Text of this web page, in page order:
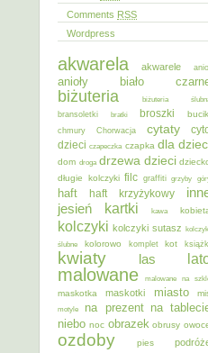
Comments RSS
Wordpress
akwarela akwarele
anioły biało
biżuteria
biżuteria
bransoletki
bratki broszki
chmury Chorwacja cytaty
dzieci czapeczka czapka dla
dom droga drzewa dzieci
długie kolczyki filc graffiti grzyby
haft haft krzyżykowy
jesień kartki kawa
kolczyki kolczyki sutasz
ślubne
kolorowo komplet kot
kwiaty las
malowane malowane na
maskotka maskotki miasto
motyle na prezent na
niebo noc obrazek obrusy
ozdoby pies